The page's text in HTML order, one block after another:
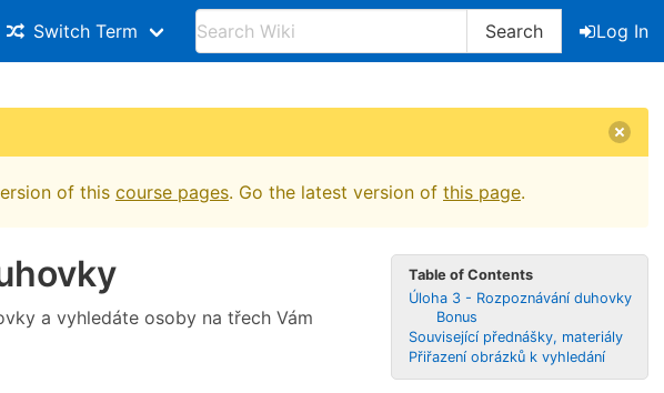
Switch Term Search
Log In
of this course pages. Go the latest version of this page.
Table of Contents
Úloha 3 - Rozpoznávání duhovky
Bonus
Související přednášky, materiály
Přiřazení obrázků k vyhledání
a vyhledáte osoby na třech Vám